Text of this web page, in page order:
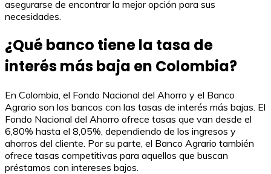
asegurarse de encontrar la mejor opción para sus
necesidades.
¿Qué banco tiene la tasa de
interés más baja en Colombia?
En Colombia, el Fondo Nacional del Ahorro y el Banco
Agrario son los bancos con las tasas de interés más bajas. El
Fondo Nacional del Ahorro ofrece tasas que van desde el
6,80% hasta el 8,05%, dependiendo de los ingresos y
ahorros del cliente. Por su parte, el Banco Agrario también
ofrece tasas competitivas para aquellos que buscan
préstamos con intereses bajos.